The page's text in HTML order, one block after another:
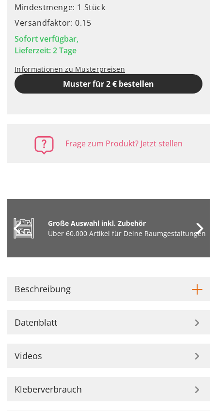
Mindestmenge: 1 Stück
Versandfaktor: 0.15
Sofort verfügbar,
Lieferzeit: 2 Tage
Informationen zu Musterpreisen
Muster für 2 € bestellen
Frage zum Produkt? Jetzt stellen
Große Auswahl inkl. Zubehör
Über 60.000 Artikel für Deine Raumgestaltungen
Beschreibung
Datenblatt
Videos
Kleberverbrauch